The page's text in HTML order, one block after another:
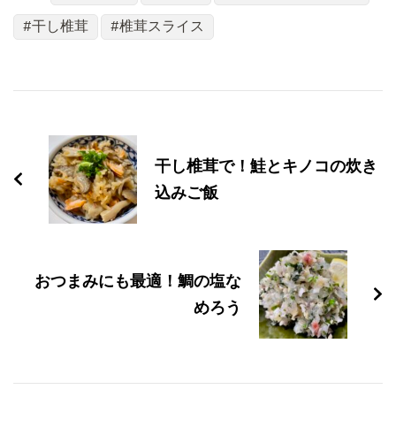
干し椎茸
椎茸スライス
ナ
ー
ョ
干し椎茸で！鮭とキノコの炊き
込みご飯
おつまみにも最適！鯛の塩な
めろう